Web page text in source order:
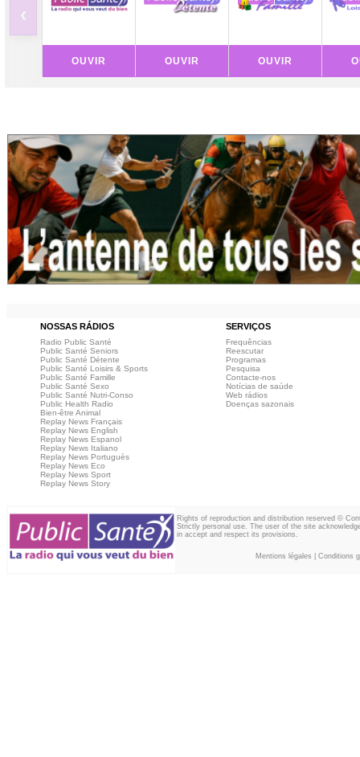
‹
OUVIR OUVIR OUVIR
NOSSAS RÁDIOS SERVIÇOS
Radio Public Santé
Public Santé Seniors
Public Santé Détente
Public Santé Loisirs & Sports
Public Santé Famille
Public Santé Sexo
Public Santé Nutri-Conso
Public Health Radio
Bien-être Animal
Replay News Français
Replay News English
Replay News Espanol
Replay News Italiano
Replay News Portuguès
Replay News Eco
Replay News Sport
Replay News Story
Frequências
Reescutar
Programas
Pesquisa
Contacte-nos
Notícias de saúde
Web rádios
Doenças sazonais
Rights of reproduction and distribution reserved ©
Strictly personal use. The user of the site
in accept and respect its provisions.
Mentions légales Conditions